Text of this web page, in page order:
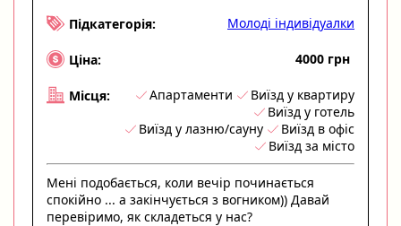
Підкатегорія: Молоді індивідуалки
Ціна: 4000 грн
Місця: Апартаменти
Виїзд у квартиру
Виїзд у готель
Виїзд у лазню/сауну
Виїзд в офіс
Виїзд за місто
Мені подобається, коли вечір починається
спокійно ... а закінчується з вогником)) Давай
перевіримо, як складеться у нас?